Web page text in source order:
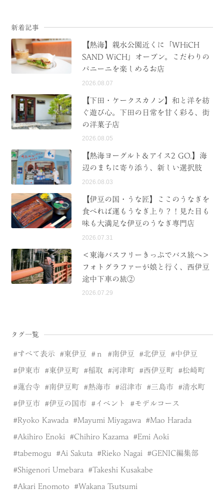
新着記事
【熱海】親水公園近くに「WHiCH
SAND WiCH」オープン。こだわりの
パニーニを楽しめるお店
2026.08.07
【下田・ケークスカノン】和と洋を紡
ぐ遊び心。下田の日常を甘く彩る、街
の洋菓子店
2026.08.05
【熱海ヨーグルト＆アイス2 GO.】海
辺のまちに寄り添う、新しい選択肢
2026.08.03
【伊豆の国・うな匠】ここのうなぎを
食べれば運もうなぎ上り？！見た目も
味も大満足な伊豆のうなぎ専門店
2026.07.31
＜東海バスフリーきっぷでバス旅へ＞
フォトグラファーが娘と行く、西伊豆
途中下車の旅②
2026.07.29
タグ一覧
すべて表示 東伊豆 ｎ 南伊豆 北伊豆 中伊豆
伊東市 東伊豆町 稲取 河津町 西伊豆町 松崎町
蓮台寺 南伊豆町 熱海市 沼津市 三島市 清水町
伊豆市 伊豆の国市 イベント モデルコース
Ryoko Kawada Mayumi Miyagawa Mao Harada
Akihiro Enoki Chihiro Kazama Emi Aoki
tabemogu Ai Sakuta Rieko Nagai GENIC編集部
Shigenori Umebara Takeshi Kusakabe
Akari Enomoto Wakana Tsutsumi